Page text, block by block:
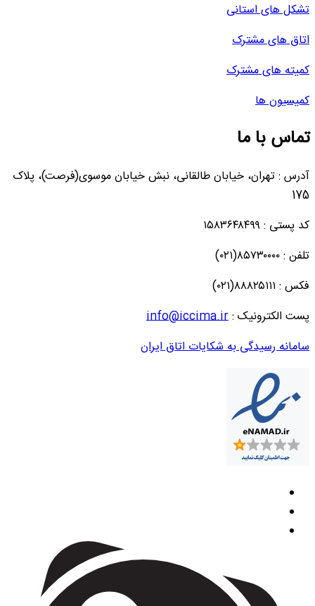
تشکل های استانی
اتاق های مشترک
کمیته های مشترک
کمیسیون ها
تماس با ما
آدرس : تهران، خیابان طالقانی، نبش خیابان موسوی(فرصت)، پلاک
175
کد پستی : ۱۵۸۳۶۴۸۴۹۹
تلفن : ۸۵۷۳۰۰۰۰(۰۲۱)
فکس : ۸۸۸۲۵۱۱۱(۰۲۱)
پست الکترونیک :info@iccima.ir
سامانه رسیدگی به شکایات اتاق ایران